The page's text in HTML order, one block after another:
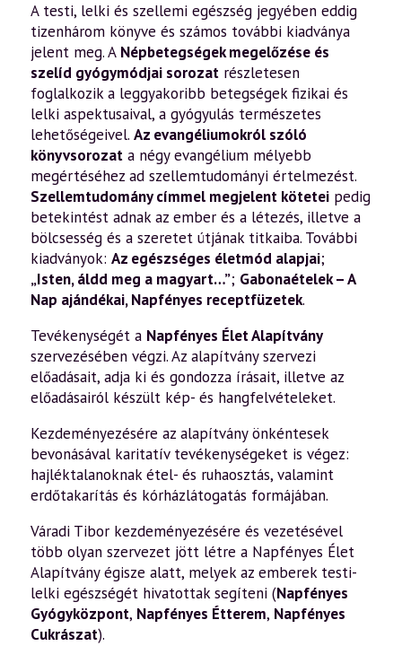
A testi, lelki és szellemi egészség jegyében eddig
tizenhárom könyve és számos további kiadványa
jelent meg. A Népbetegségek megelőzése és
szelíd gyógymódjai sorozat részletesen
foglalkozik a leggyakoribb betegségek fizikai és
lelki aspektusaival, a gyógyulás természetes
lehetőségeivel. Az evangéliumokról szóló
könyvsorozat a négy evangélium mélyebb
megértéséhez ad szellemtudományi értelmezést.
Szellemtudomány címmel megjelent kötetei pedig
betekintést adnak az ember és a létezés, illetve a
bölcsesség és a szeretet útjának titkaiba. További
kiadványok: Az egészséges életmód alapjai;
„Isten, áldd meg a magyart…”; Gabonaételek – A
Nap ajándékai,Napfényes receptfüzetek.
Tevékenységét a Napfényes Élet Alapítvány
szervezésében végzi. Az alapítvány szervezi
előadásait, adja ki és gondozza írásait, illetve az
előadásairól készült kép- és hangfelvételeket.
Kezdeményezésére az alapítvány önkéntesek
bevonásával karitatív tevékenységeket is végez:
hajléktalanoknak étel- és ruhaosztás, valamint
erdőtakarítás és kórházlátogatás formájában.
Váradi Tibor kezdeményezésére és vezetésével
több olyan szervezet jött létre a Napfényes Élet
Alapítvány égisze alatt, melyek az emberek testi-
lelki egészségét hivatottak segíteni (Napfényes
Gyógyközpont, Napfényes Étterem, Napfényes
Cukrászat).